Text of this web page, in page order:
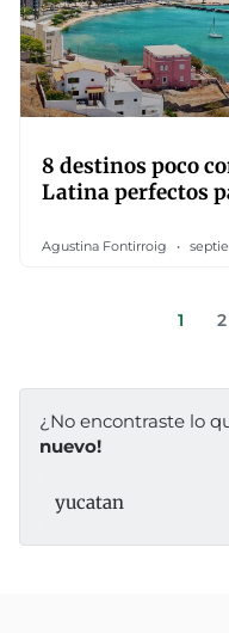
8 destinos poco
Latina perfectos
Agustina Fontirroig
1 2
¿No encontraste lo
nuevo!